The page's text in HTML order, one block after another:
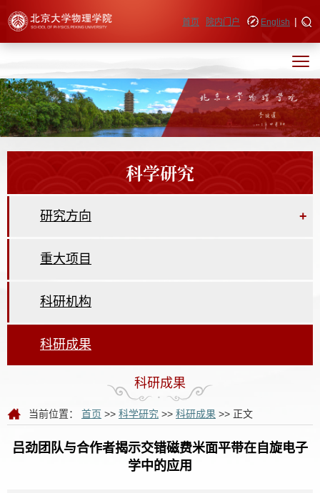
快速导航 首页 院内门户 English |
科学研究
研究方向 +
重大项目
科研机构
科研成果
科研成果
当前位置： 首页 >> 科学研究 >> 科研成果 >> 正文
吕劲团队与合作者揭示交错磁费米面平带在自旋电子
学中的应用